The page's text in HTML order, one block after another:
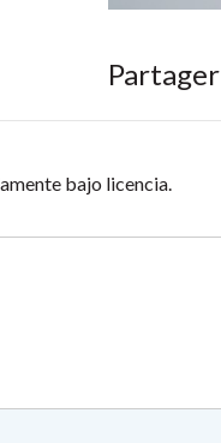
Partager
bajo licencia.